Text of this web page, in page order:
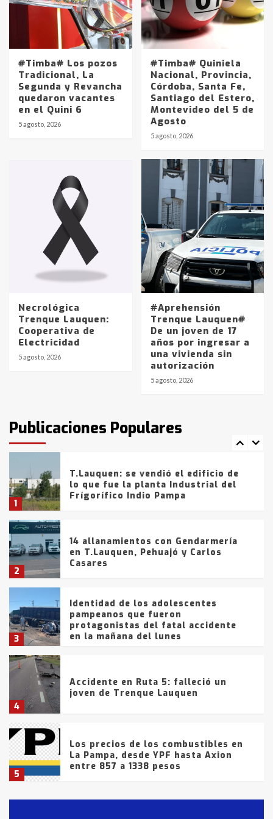
#Timba# Los pozos
Tradicional, La
Segunda y Revancha
quedaron vacantes
en el Quini 6
5 agosto, 2026
#Timba# Quiniela
Nacional, Provincia,
Córdoba, Santa Fe,
Santiago del Estero,
Montevideo del 5 de
Agosto
5 agosto, 2026
Necrológica
Trenque Lauquen:
Cooperativa de
Electricidad
5 agosto, 2026
#Aprehensión
Trenque Lauquen#
De un joven de 17
años por ingresar a
una vivienda sin
autorización
5 agosto, 2026
Publicaciones Populares
Identidad de los adolescentes
pampeanos que fueron
en la mañana del lunes
Accidente en Ruta 5: falleció un
joven de Trenque Lauquen
Los precios de los combustibles en
La Pampa, desde YPF hasta Axion
entre 857 a 1338 pesos
La Bolsa de Cereales de Bahía
Blanca anticipa que Agosto vendrá
con lluvias y heladas, en gran parte
fueron detenidos por
comercialización de drogas en la
tarde del sábado
1
T.Lauquen: se vendió el edificio de
lo que fue la planta Industrial del
Frígorífico Indio Pampa
2
14 allanamientos con Gendarmería
en T.Lauquen, Pehuajó y Carlos
Casares
3
Identidad de los adolescentes
pampeanos que fueron
protagonistas del fatal accidente
en la mañana del lunes
4
Accidente en Ruta 5: falleció un
joven de Trenque Lauquen
5
Los precios de los combustibles en
La Pampa, desde YPF hasta Axion
entre 857 a 1338 pesos